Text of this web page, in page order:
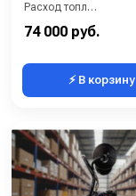
Расход топлива (л/ч):
Мощность двигателя (кВт):
74 000 руб.
⚡ В корзину